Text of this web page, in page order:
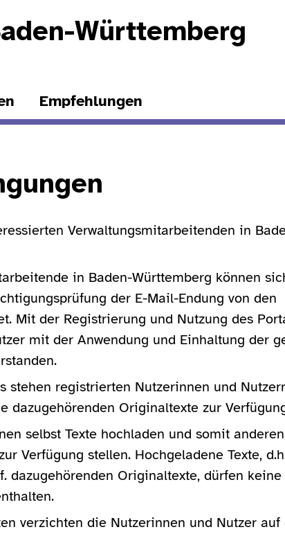
Württemberg
Empfehlungen
Verwaltungsmitarbeitenden in
in Baden-Württemberg können
der E-Mail-Endung von den
Mit der Registrierung und Nutzung des
mit der Anwendung und Einhaltung der
stehen registrierten Nutzerinnen und
dazugehörenden Originaltexte zur
selbst Texte hochladen und somit
Verfügung stellen. Hochgeladene Texte,
dazugehörenden Originaltexte, dürfen keine
verzichten die Nutzerinnen und Nutzer auf